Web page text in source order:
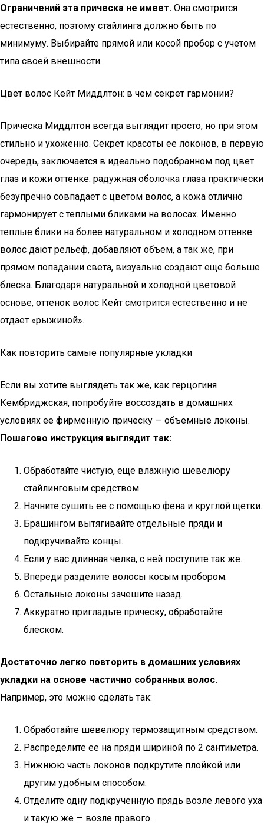
Ограничений эта прическа не имеет. Она смотрится
естественно, поэтому стайлинга должно быть по
минимуму. Выбирайте прямой или косой пробор с учетом
типа своей внешности.
Цвет волос Кейт Миддлтон: в чем секрет гармонии?
Прическа Миддлтон всегда выглядит просто, но при этом
стильно и ухоженно. Секрет красоты ее локонов, в первую
очередь, заключается в идеально подобранном под цвет
глаз и кожи оттенке: радужная оболочка глаза практически
безупречно совпадает с цветом волос, а кожа отлично
гармонирует с теплыми бликами на волосах. Именно
теплые блики на более натуральном и холодном оттенке
волос дают рельеф, добавляют объем, а так же, при
прямом попадании света, визуально создают еще больше
блеска. Благодаря натуральной и холодной цветовой
основе, оттенок волос Кейт смотрится естественно и не
отдает «рыжиной».
Как повторить самые популярные укладки
Если вы хотите выглядеть так же, как герцогиня
Кембриджская, попробуйте воссоздать в домашних
условиях ее фирменную прическу — объемные локоны.
Пошагово инструкция выглядит так:
Обработайте чистую, еще влажную шевелюру
стайлинговым средством.
Начните сушить ее с помощью фена и круглой щетки.
Брашингом вытягивайте отдельные пряди и
подкручивайте концы.
Если у вас длинная челка, с ней поступите так же.
Впереди разделите волосы косым пробором.
Остальные локоны зачешите назад.
Аккуратно пригладьте прическу, обработайте
блеском.
Достаточно легко повторить в домашних условиях
укладки на основе частично собранных волос.
Например, это можно сделать так:
Обработайте шевелюру термозащитным средством.
Распределите ее на пряди шириной по 2 сантиметра.
Нижнюю часть локонов подкрутите плойкой или
другим удобным способом.
Отделите одну подкрученную прядь возле левого уха
и такую же — возле правого.